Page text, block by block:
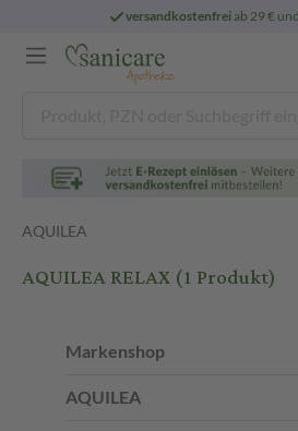
versandkostenfreiab 29 €
AQUILEA
AQUILEA RELAX(1 Produkt)
Markenshop
AQUILEA